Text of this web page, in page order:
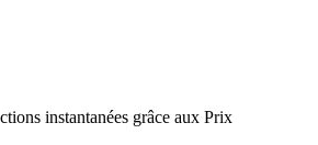
instantanées grâce aux Prix